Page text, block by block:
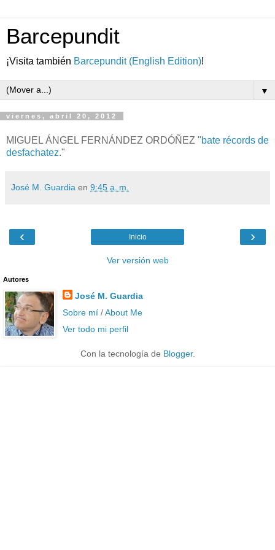
Barcepundit
¡Visita también Barcepundit (English Edition)!
▼
viernes, abril 20, 2012
MIGUEL ÁNGEL FERNÁNDEZ ORDÓÑEZ "bate récords de
desfachatez."
José M. Guardia en 9:45 a. m.
‹ ›
Inicio
Ver versión web
Autores
José M. Guardia
Sobre mí/About Me
Ver todo mi perfil
Con la tecnología de Blogger.